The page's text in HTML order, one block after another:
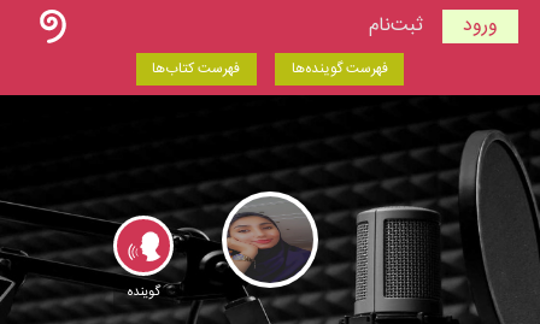
ورود ثبت‌نام
فهرست گوینده‌ها فهرست کتاب‌ها
گوینده